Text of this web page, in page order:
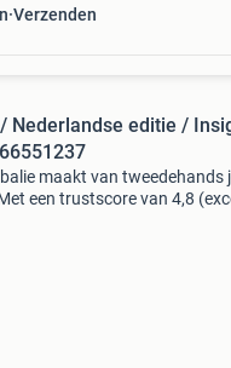
Verzenden
Nederlandse editie /
maakt van tweedehands
een trustscore van 4,8